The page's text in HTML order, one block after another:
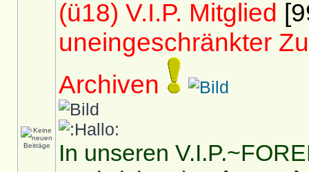
(ü18) V.I.P. Mitglied
uneingeschränkter
Archiven
In unseren